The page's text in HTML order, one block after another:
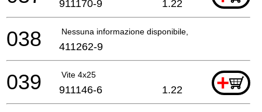
911170-9 1.22
Nessuna informazione disponibile, non ordinabile
038 411262-9
Vite 4x25 +
039 911146-6 1.22